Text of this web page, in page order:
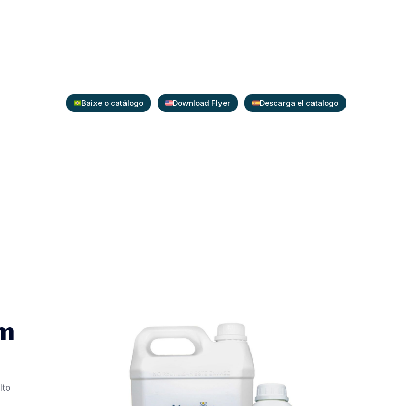
Baixe o catálogo Download Flyer Descarga el catalogo